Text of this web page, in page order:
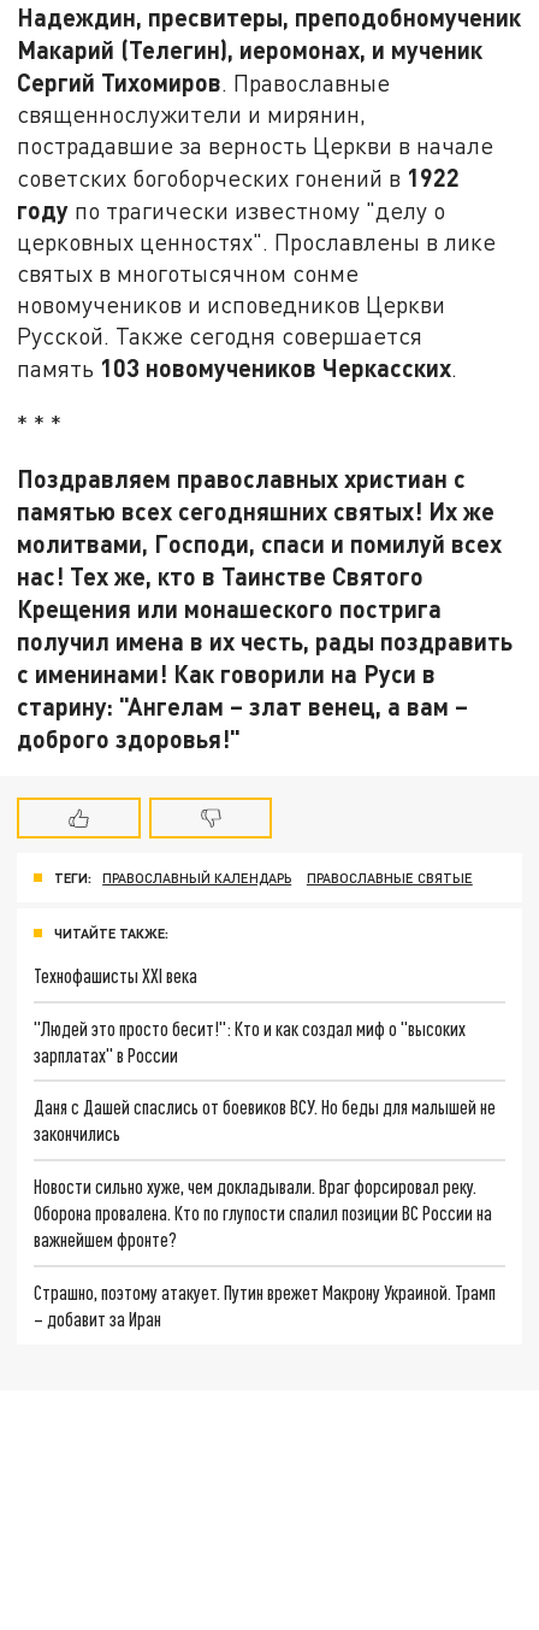
Надеждин, пресвитеры, преподобномученик
Макарий (Телегин), иеромонах, и мученик
Сергий Тихомиров. Православные
священнослужители и мирянин,
пострадавшие за верность Церкви в начале
советских богоборческих гонений в 1922
году по трагически известному "делу о
церковных ценностях". Прославлены в лике
святых в многотысячном сонме
новомучеников и исповедников Церкви
Русской. Также сегодня совершается
память 103 новомучеников Черкасских.
* * *
Поздравляем православных христиан с
памятью всех сегодняшних святых! Их же
молитвами, Господи, спаси и помилуй всех
нас! Тех же, кто в Таинстве Святого
Крещения или монашеского пострига
получил имена в их честь, рады поздравить
с именинами! Как говорили на Руси в
старину: "Ангелам – злат венец, а вам –
доброго здоровья!"
ТЕГИ: ПРАВОСЛАВНЫЙ КАЛЕНДАРЬ ПРАВОСЛАВНЫЕ СВЯТЫЕ
ЧИТАЙТЕ ТАКЖЕ:
Технофашисты XXI века
"Людей это просто бесит!": Кто и как создал миф о "высоких
зарплатах" в России
Даня с Дашей спаслись от боевиков ВСУ. Но беды для малышей не
закончились
Новости сильно хуже, чем докладывали. Враг форсировал реку.
Оборона провалена. Кто по глупости спалил позиции ВС России на
важнейшем фронте?
Страшно, поэтому атакует. Путин врежет Макрону Украиной. Трамп
– добавит за Иран